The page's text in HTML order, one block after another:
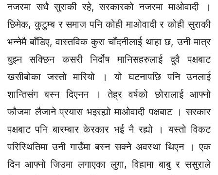
नजरमा सधै सुराकी रहे, सरकारको नजरमा माओवादी ।
छिमेक, कुटुम्ब र समाज पनि कोही माओवादी र कोही सुराकी
भन्नेमै बाँडिए, वास्तविक कुरा चाँदनीलाई थाहा छ, उनी मात्र
बुझ्न सक्छिन कसरी निर्दोष मानिसहरुलाई दुवै पक्षबाट
खसीबोका जस्तो मारियो । यो घटनापछि पनि उनलाई
शान्तिसंग बस्न दिएनन । तेह्र वर्षको छोरालाई आफ्नो
फौजमा लैजाने प्रयास भइरह्यो माओवादी पक्षबाट । सरकार
पक्षबाट पनि बारम्बार केरकार भई नै रह्यो । यस्तो विकट
परिस्थितिमा उनी गाउँमा बस्न सक्ने अवस्था थिएन । एक
दिन आफ्नो जिउमा लगाएका लुगा, विहामा बाबु र ससुराले